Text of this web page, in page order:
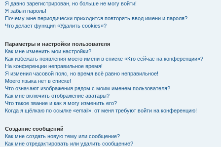
Я давно зарегистрирован, но больше не могу войти!
Я забыл пароль!
Почему мне периодически приходится повторять ввод имени и пароля?
Что делает функция «Удалить cookies»?
Параметры и настройки пользователя
Как мне изменить мои настройки?
Как избежать появления моего имени в списке «Кто сейчас на конференции»?
На конференции неправильное время!
Я изменил часовой пояс, но время всё равно неправильное!
Моего языка нет в списке!
Что означают изображения рядом с моим именем пользователя?
Как мне включить отображение аватары?
Что такое звание и как я могу изменить его?
Когда я щёлкаю по ссылке «email», от меня требуют войти на конференцию!
Создание сообщений
Как мне создать новую тему или сообщение?
Как мне отредактировать или удалить сообщение?